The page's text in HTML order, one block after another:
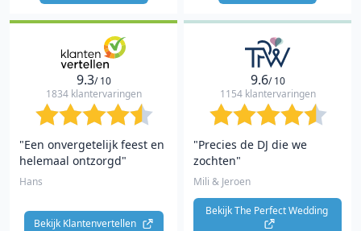
9.3/ 10
1834 klantervaringen
"Een onvergetelijk feest en
helemaal ontzorgd"
Hans
Bekijk Klantenvertellen
9.6/ 10
1154 klantervaringen
"Precies de DJ die we
zochten"
Mili & Jeroen
Bekijk The Perfect Wedding